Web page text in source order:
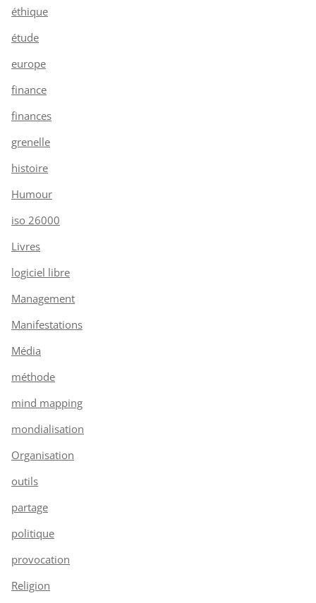
éthique
étude
europe
finance
finances
grenelle
histoire
Humour
iso 26000
Livres
logiciel libre
Management
Manifestations
Média
méthode
mind mapping
mondialisation
Organisation
outils
partage
politique
provocation
Religion